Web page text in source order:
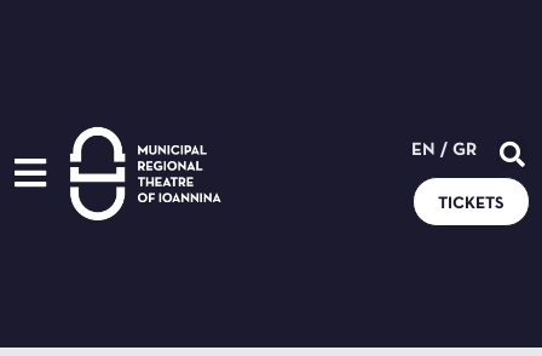
EN / GR
TICKETS